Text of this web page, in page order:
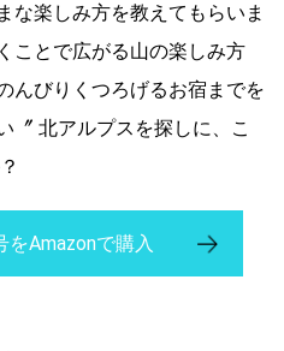
な楽しみ方を教えてもらいま
ことで広がる山の楽しみ方
んびりくつろげるお宿までを
〞 北アルプスを探しに、こ
をAmazonで購入